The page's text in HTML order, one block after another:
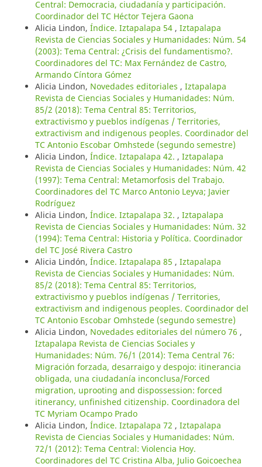
Central: Democracia, ciudadanía y participación.
Coordinador del TC Héctor Tejera Gaona
Alicia Lindon, Índice. Iztapalapa 54 , Iztapalapa
Revista de Ciencias Sociales y Humanidades: Núm. 54
(2003): Tema Central: ¿Crisis del fundamentismo?.
Coordinadores del TC: Max Fernández de Castro,
Armando Cíntora Gómez
Alicia Lindon, Novedades editoriales , Iztapalapa
Revista de Ciencias Sociales y Humanidades: Núm.
85/2 (2018): Tema Central 85: Territorios,
extractivismo y pueblos indígenas / Territories,
extractivism and indigenous peoples. Coordinador del
TC Antonio Escobar Omhstede (segundo semestre)
Alicia Lindon, Índice. Iztapalapa 42. , Iztapalapa
Revista de Ciencias Sociales y Humanidades: Núm. 42
(1997): Tema Central: Metamorfosis del Trabajo.
Coordinadores del TC Marco Antonio Leyva; Javier
Rodríguez
Alicia Lindon, Índice. Iztapalapa 32. , Iztapalapa
Revista de Ciencias Sociales y Humanidades: Núm. 32
(1994): Tema Central: Historia y Política. Coordinador
del TC José Rivera Castro
Alicia Lindón, Índice. Iztapalapa 85 , Iztapalapa
Revista de Ciencias Sociales y Humanidades: Núm.
85/2 (2018): Tema Central 85: Territorios,
extractivismo y pueblos indígenas / Territories,
extractivism and indigenous peoples. Coordinador del
TC Antonio Escobar Omhstede (segundo semestre)
Alicia Lindon, Novedades editoriales del número 76 ,
Iztapalapa Revista de Ciencias Sociales y
Humanidades: Núm. 76/1 (2014): Tema Central 76:
Migración forzada, desarraigo y despojo: itinerancia
obligada, una ciudadanía inconclusa/Forced
migration, uprooting and dispossession: forced
itinerancy, unfinished citizenship. Coordinadora del
TC Myriam Ocampo Prado
Alicia Lindon, Índice. Iztapalapa 72 , Iztapalapa
Revista de Ciencias Sociales y Humanidades: Núm.
72/1 (2012): Tema Central: Violencia Hoy.
Coordinadores del TC Cristina Alba, Julio Goicoechea